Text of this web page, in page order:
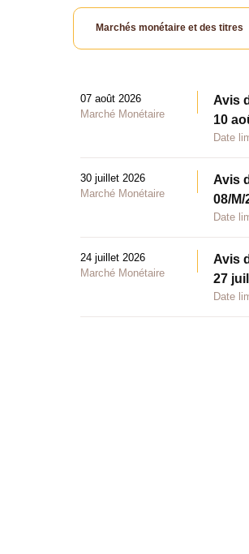
Marchés monétaire et des titres
07 août 2026
Marché Monétaire
Avis
10
Date
30 juillet 2026
Marché Monétaire
Avis
08/
Date
24 juillet 2026
Marché Monétaire
Avis
27
Date